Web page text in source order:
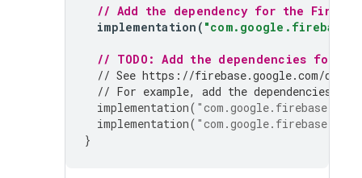
// Add the dependency for the
implementation (
// TODO: Add the dependencies for
// See https://firebase.google.com/
// For example, add the dependencies
implementation(
implementation(
}